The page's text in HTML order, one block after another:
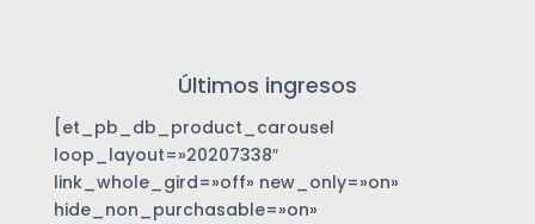
Últimos ingresos
[et_pb_db_product_carousel
loop_layout=»20207338″
link_whole_gird=»off» new_only=»on»
hide_non_purchasable=»on»